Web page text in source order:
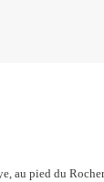
au pied du